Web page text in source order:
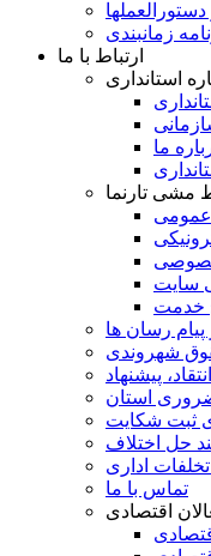
زمانبندی
ارتباط با ما
استانداری
ما
مشی تارنما
عمومی
خصوصی
سایت
خدمت
پیام رسان ها
شهروندی
پیشنهاد
استان
ثبت شکایت
حل اختلاف
اداری
تماس با ما
اقتصادی